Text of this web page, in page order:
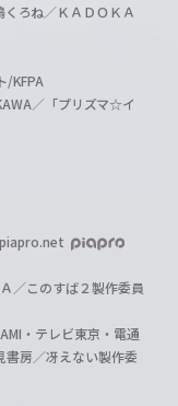
ろね／ＫＡＤＯＫＡ
/KFPA
／「プリズマ☆イ
／このすば２製作委員
・テレビ東京・電通
書房／冴えない製作委